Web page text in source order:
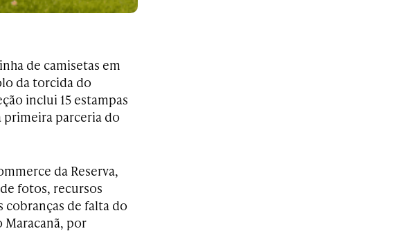
de camisetas em
da torcida do
inclui 15 estampas
primeira parceria do
da Reserva,
fotos, recursos
cobranças de falta do
Maracanã, por